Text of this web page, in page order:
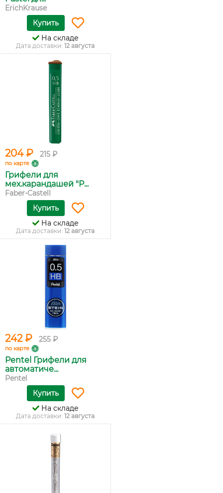
ErichKrause
Купить
На складе
Дата доставки: 12 августа
204 ₽ 215 ₽
по карте
Грифели для
мех.карандашей "P...
Faber-Castell
Купить
На складе
Дата доставки: 12 августа
242 ₽ 255 ₽
по карте
Pentel Грифели для
автоматиче...
Pentel
Купить
На складе
Дата доставки: 12 августа